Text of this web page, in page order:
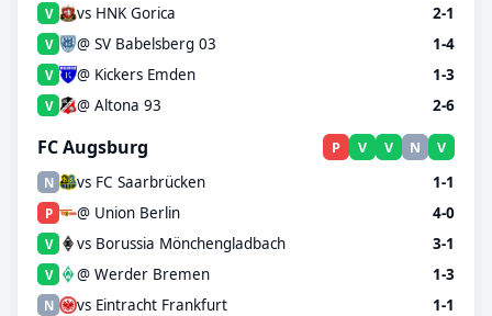
V vs HNK Gorica 2-1
V @ SV Babelsberg 03 1-4
V @ Kickers Emden 1-3
V @ Altona 93 2-6
FC Augsburg P V V N V
N vs FC Saarbrücken 1-1
P @ Union Berlin 4-0
V vs Borussia Mönchengladbach 3-1
V @ Werder Bremen 1-3
N vs Eintracht Frankfurt 1-1